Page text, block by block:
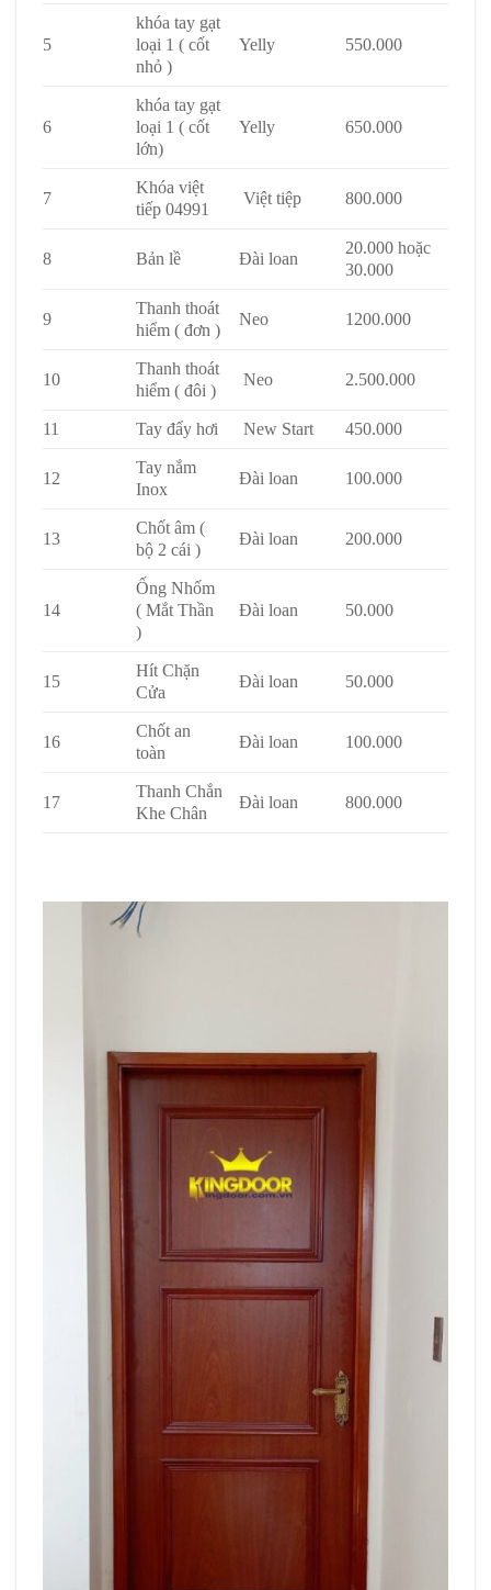
5
khóa tay gạt
loại 1 ( cốt
nhỏ )
Yelly 550.000
6
khóa tay gạt
loại 1 ( cốt
lớn)
Yelly 650.000
7
Khóa việt
tiếp 04991
Việt tiệp 800.000
8 Bản lề Đài loan
20.000 hoặc
30.000
9
Thanh thoát
hiểm ( đơn )
Neo 1200.000
10
Thanh thoát
hiểm ( đôi )
Neo 2.500.000
11 Tay đẩy hơi New Start 450.000
12
Tay nắm
Inox
Đài loan 100.000
13
Chốt âm (
bộ 2 cái )
Đài loan 200.000
14
Ống Nhốm
( Mắt Thần
)
Đài loan 50.000
15
Hít Chặn
Cửa
Đài loan 50.000
16
Chốt an
toàn
Đài loan 100.000
17
Thanh Chắn
Khe Chân
Đài loan 800.000